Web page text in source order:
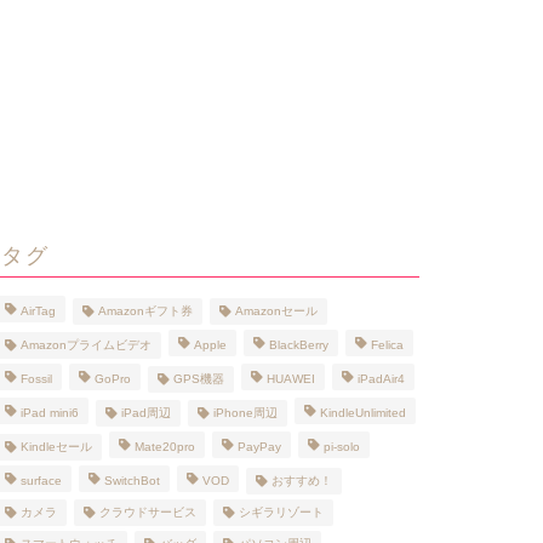
タグ
AirTag Amazonギフト券 Amazonセール
Amazonプライムビデオ Apple BlackBerry Felica
Fossil GoPro GPS機器 HUAWEI iPadAir4
iPad mini6 iPad周辺 iPhone周辺 KindleUnlimited
Kindleセール Mate20pro PayPay pi-solo
surface SwitchBot VOD おすすめ！
カメラ クラウドサービス シギラリゾート